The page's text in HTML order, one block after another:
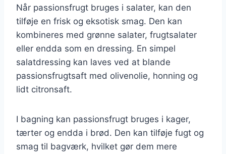
Når passionsfrugt bruges i salater, kan den
tilføje en frisk og eksotisk smag. Den kan
kombineres med grønne salater, frugtsalater
eller endda som en dressing. En simpel
salatdressing kan laves ved at blande
passionsfrugtsaft med olivenolie, honning og
lidt citronsaft.
I bagning kan passionsfrugt bruges i kager,
tærter og endda i brød. Den kan tilføje fugt og
smag til bagværk, hvilket gør dem mere